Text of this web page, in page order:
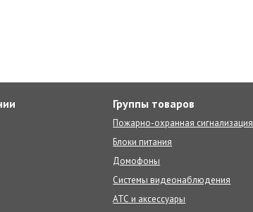
Группы товаров
Пожарно-охранная сигнализация
Блоки питания
Домофоны
Системы видеонаблюдения
АТС и аксессуары